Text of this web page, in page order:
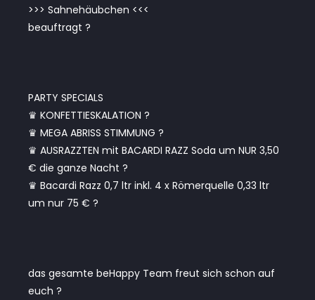
>>> Sahnehäubchen <<<
beauftragt ?
PARTY SPECIALS
♛ KONFETTIESKALATION ?
♛ MEGA ABRISS STIMMUNG ?
♛ AUSRAZZTEN mit BACARDI RAZZ Soda um NUR 3,50
€ die ganze Nacht ?
♛ Bacardi Razz 0,7 ltr inkl. 4 x Römerquelle 0,33 ltr
um nur 75 € ?
das gesamte beHappy Team freut sich schon auf
euch ?